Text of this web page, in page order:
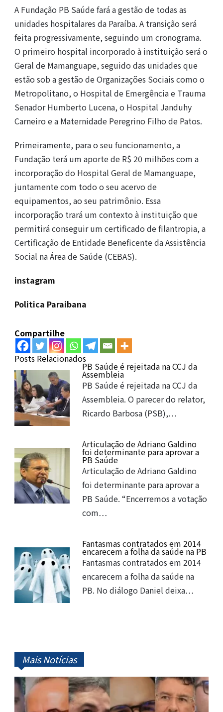
A Fundação PB Saúde fará a gestão de todas as
unidades hospitalares da Paraíba. A transição será
feita progressivamente, seguindo um cronograma.
O primeiro hospital incorporado à instituição será o
Geral de Mamanguape, seguido das unidades que
estão sob a gestão de Organizações Sociais como o
Metropolitano, o Hospital de Emergência e Trauma
Senador Humberto Lucena, o Hospital Janduhy
Carneiro e a Maternidade Peregrino Filho de Patos.
Primeiramente, para o seu funcionamento, a
Fundação terá um aporte de R$ 20 milhões com a
incorporação do Hospital Geral de Mamanguape,
juntamente com todo o seu acervo de
equipamentos, ao seu patrimônio. Essa
incorporação trará um contexto à instituição que
permitirá conseguir um certificado de filantropia, a
Certificação de Entidade Beneficente da Assistência
Social na Área de Saúde (CEBAS).
instagram
Politica Paraibana
Compartilhe
Posts Relacionados
PB Saúde é rejeitada na CCJ da
Assembleia
PB Saúde é rejeitada na CCJ da
Assembleia. O parecer do relator,
Ricardo Barbosa (PSB),…
Articulação de Adriano Galdino
foi determinante para aprovar a
PB Saúde
Articulação de Adriano Galdino
foi determinante para aprovar a
PB Saúde. “Encerremos a votação
com…
Fantasmas contratados em 2014
encarecem a folha da saúde na PB
Fantasmas contratados em 2014
encarecem a folha da saúde na
PB. No diálogo Daniel deixa…
Mais Notícias